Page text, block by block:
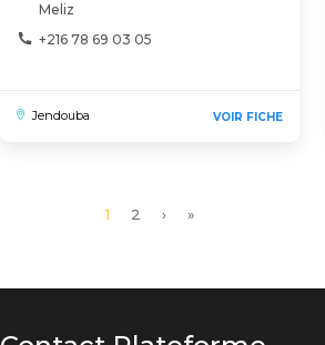
Meliz
+216 78 69 03 05
Jendouba VOIR FICHE
Page
1 Page
2
Page
›
Dernière
»